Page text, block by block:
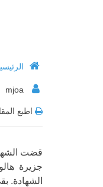
اطبع
قضت
جزيرة
الشهادة.